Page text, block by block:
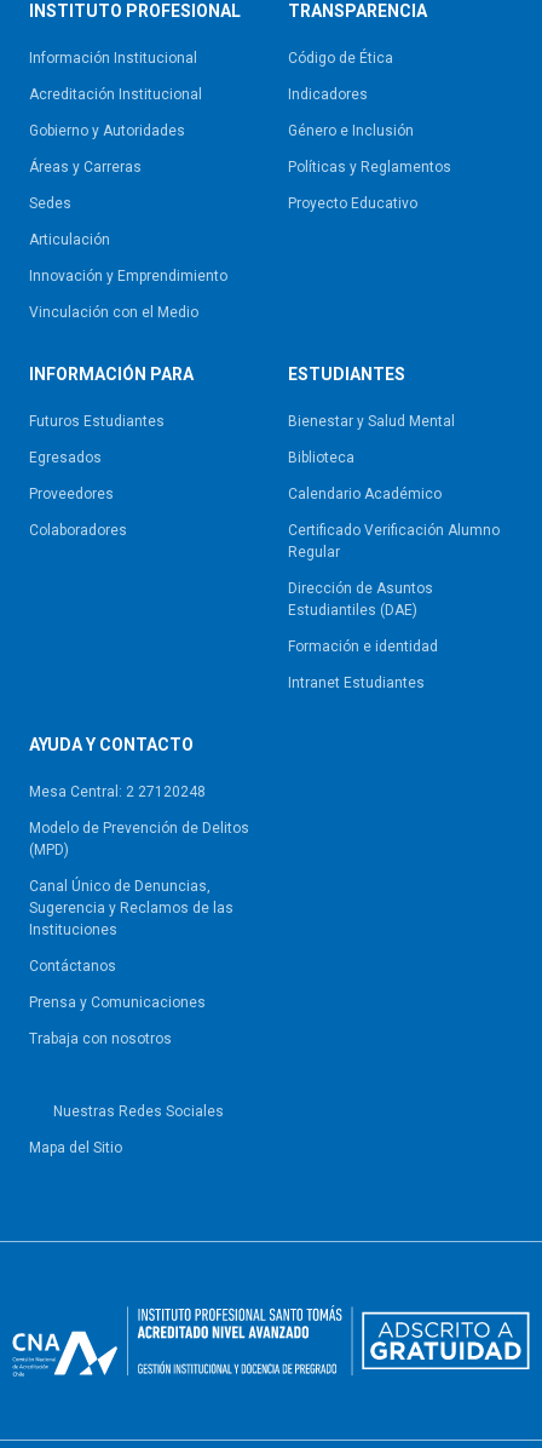
INSTITUTO PROFESIONAL
Información Institucional
Acreditación Institucional
Gobierno y Autoridades​
Áreas y Carreras
Sedes
Articulación
Innovación y Emprendimiento
Vinculación con el Medio
TRANSPARENCIA
Código de Ética
Indicadores
Género e Inclusión
Políticas y Reglamentos​
Proyecto Educativo
INFORMACIÓN PARA
Futuros Estudiantes
Egresados
Proveedores
Colaboradores
ESTUDIANTES
Bienestar y Salud Mental
Biblioteca
Calendario Académico
Certificado Verificación Alumno
Regular
Dirección de Asuntos
Estudiantiles (DAE)
Formación e identidad
Intranet Estudiantes
AYUDA Y CONTACTO
Mesa Central: 2 27120248
Modelo de Prevención de Delitos
(MPD)
Canal Único de Denuncias,
Sugerencia y Reclamos de las
Instituciones
Contáctanos
Prensa y Comunicaciones
Trabaja con nosotros
Nuestras Redes Sociales
Mapa del Sitio